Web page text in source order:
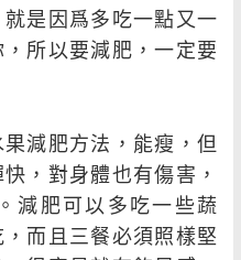
是因爲多吃一點又一
所以要減肥，一定要
減肥方法，能瘦，但
，對身體也有傷害，
減肥可以多吃一些蔬
而且三餐必須照樣堅